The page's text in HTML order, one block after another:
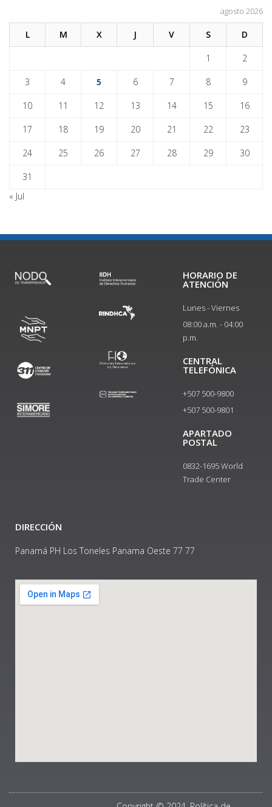
agosto 2026
L M X J V S D
1 2
3 4 5 6 7 8 9
10 11 12 13 14 15 16
17 18 19 20 21 22 23
24 25 26 27 28 29 30
31
« Jul
HORARIO DE
ATENCIÓN
Lunes - Viernes
08:00 a.m. - 04:00
p.m.
CENTRAL
TELEFÓNICA
+507 500-9800
+507 500-9801​
APARTADO
POSTAL
0832-1695 World
Trade Center
DIRECCIÓN
Panamá PH Los Toneles Panama Oeste 77 77